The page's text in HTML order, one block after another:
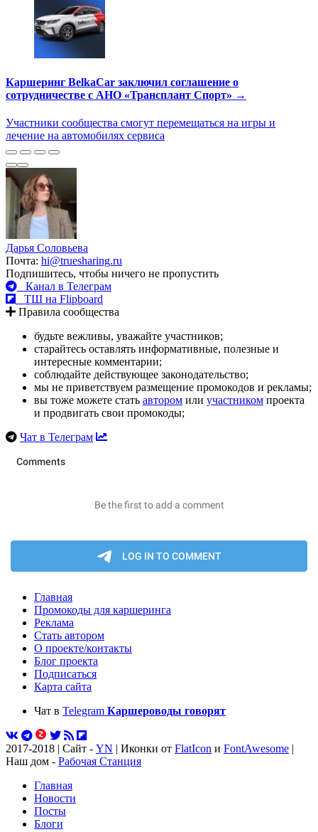
Каршеринг BelkaCar заключил соглашение о
сотрудничестве с АНО «Трансплант Спорт» →
Участники сообщества смогут перемещаться на игры и
лечение на автомобилях сервиса
Дарья Соловьева
Почта: hi@truesharing.ru
Подпишитесь, чтобы ничего не пропустить
Канал в Телеграм
ТШ на Flipboard
Правила сообщества
будьте вежливы, уважайте участников;
старайтесь оставлять информативные, полезные и
интересные комментарии;
соблюдайте действующее законодательство;
мы не приветствуем размещение промокодов и рекламы;
вы тоже можете стать автором или участником проекта
и продвигать свои промокоды;
Чат в Телеграм
Главная
Промокоды для каршеринга
Реклама
Стать автором
О проекте/контакты
Блог проекта
Подписаться
Карта сайта
Чат в Telegram Каршероводы говорят
2017-2018 | Сайт - YN | Иконки от FlatIcon и FontAwesome |
Наш дом - Рабочая Станция
Главная
Новости
Посты
Блоги